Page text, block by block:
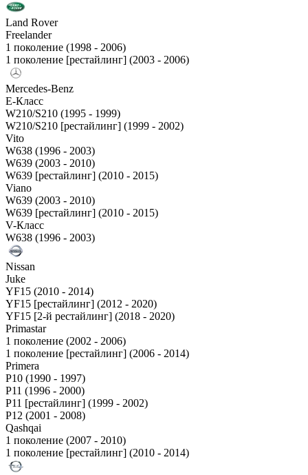
Land Rover
Freelander
1 поколение (1998 - 2006)
1 поколение [рестайлинг] (2003 - 2006)
Mercedes-Benz
E-Класс
W210/S210 (1995 - 1999)
W210/S210 [рестайлинг] (1999 - 2002)
Vito
W638 (1996 - 2003)
W639 (2003 - 2010)
W639 [рестайлинг] (2010 - 2015)
Viano
W639 (2003 - 2010)
W639 [рестайлинг] (2010 - 2015)
V-Класс
W638 (1996 - 2003)
Nissan
Juke
YF15 (2010 - 2014)
YF15 [рестайлинг] (2012 - 2020)
YF15 [2-й рестайлинг] (2018 - 2020)
Primastar
1 поколение (2002 - 2006)
1 поколение [рестайлинг] (2006 - 2014)
Primera
P10 (1990 - 1997)
P11 (1996 - 2000)
P11 [рестайлинг] (1999 - 2002)
P12 (2001 - 2008)
Qashqai
1 поколение (2007 - 2010)
1 поколение [рестайлинг] (2010 - 2014)